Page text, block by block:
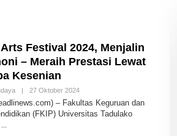
Festival 2024, Menjalin
– Meraih Prestasi Lewat
Kesenian
| 27 Oktober 2024O
L
E
H
– Fakultas Keguruan dan
(FKIP) Universitas Tadulako